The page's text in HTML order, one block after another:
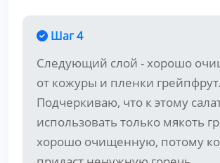
Шаг 4
Следующий слой - хорошо
от кожуры и пленки грейпфрут.
Подчеркиваю, что к этому
использовать только мякоть
хорошо очищенную, потому